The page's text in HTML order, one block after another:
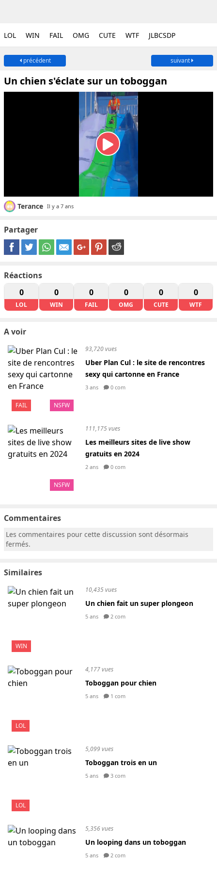
LOL WIN FAIL OMG CUTE WTF JLBCSDP
précédent suivant
Un chien s'éclate sur un toboggan
Terance Il y a 7 ans
Partager
Réactions
0
LOL
0
WIN
0
FAIL
0
OMG
0
CUTE
0
WTF
A voir
FAIL NSFW
93,720 vues
Uber Plan Cul : le site de rencontres
sexy qui cartonne en France
3 ans 0 com
NSFW
111,175 vues
Les meilleurs sites de live show
gratuits en 2024
2 ans 0 com
Commentaires
Les commentaires pour cette discussion sont désormais
fermés.
Similaires
WIN
10,435 vues
Un chien fait un super plongeon
5 ans 2 com
LOL
4,177 vues
Toboggan pour chien
5 ans 1 com
LOL
5,099 vues
Toboggan trois en un
5 ans 3 com
5,356 vues
Un looping dans un toboggan
5 ans 2 com